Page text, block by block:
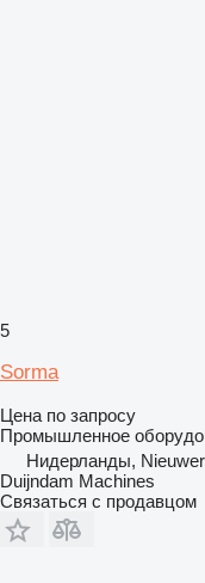
5
Sorma
Цена по запросу
Промышленное
Нидерланды,
Duijndam Machines
Связаться с продавцом